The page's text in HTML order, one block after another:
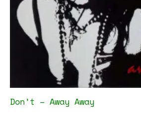
Don’t – Away Away